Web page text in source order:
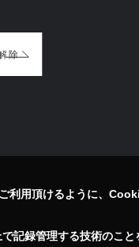
除
利用頂けるように、
記録管理する技術のこと